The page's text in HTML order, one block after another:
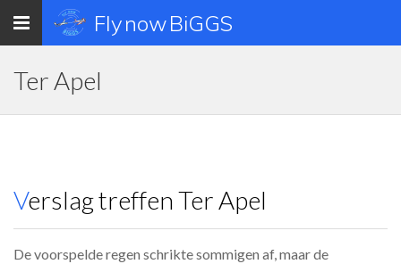
Toggle
navigation
Fly now BiGGS
Ter Apel
Verslag treffen Ter Apel
De voorspelde regen schrikte sommigen af, maar de